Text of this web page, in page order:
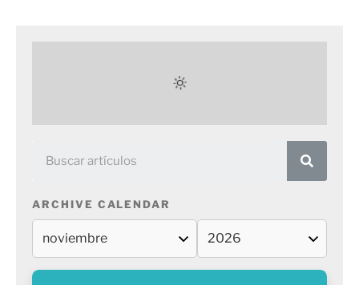
ARCHIVE CALENDAR